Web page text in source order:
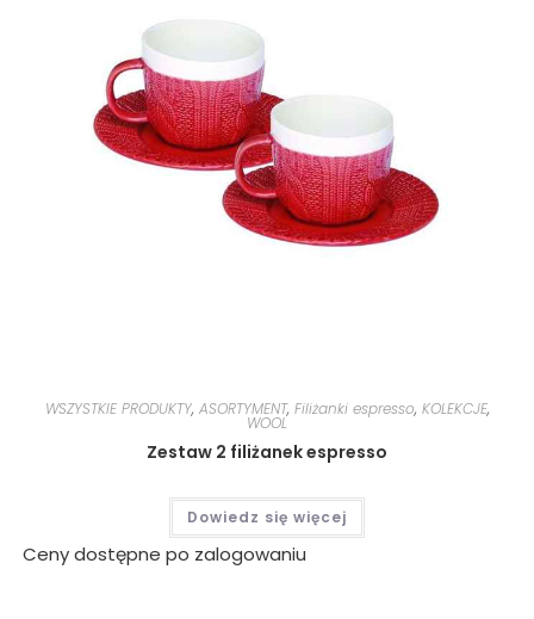
WSZYSTKIE PRODUKTY, ASORTYMENT, Filiżanki espresso, KOLEKCJE,
WOOL
Zestaw 2 filiżanek espresso
Dowiedz się więcej
Ceny dostępne po zalogowaniu